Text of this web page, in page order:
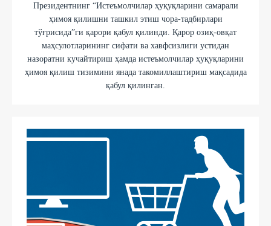
Президентнинг “Истеъмолчилар ҳуқуқларини самарали
ҳимоя қилишни ташкил этиш чора-тадбирлари
тўғрисида”ги қарори қабул қилинди. Қарор озиқ-овқат
маҳсулотларининг сифати ва хавфсизлиги устидан
назоратни кучайтириш ҳамда истеъмолчилар ҳуқуқларини
ҳимоя қилиш тизимини янада такомиллаштириш мақсадида
қабул қилинган.